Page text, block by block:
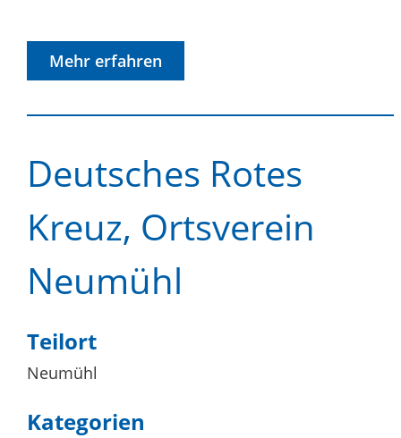
Mehr erfahren
Deutsches Rotes
Kreuz, Ortsverein
Neumühl
Teilort
Neumühl
Kategorien